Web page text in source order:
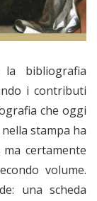
bibliografia
i contributi
che oggi
stampa ha
certamente
volume.
una scheda